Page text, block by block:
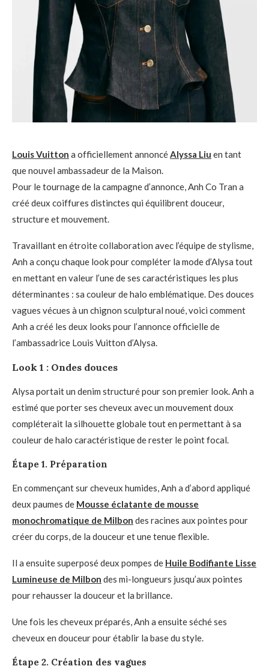
Louis Vuitton a officiellement annoncéAlyssa Liu en tant
que nouvel ambassadeur de la Maison.
Pour le tournage de la campagne d’annonce, Anh Co Tran a
créé deux coiffures distinctes qui équilibrent douceur,
structure et mouvement.
Travaillant en étroite collaboration avec l’équipe de stylisme,
Anh a conçu chaque look pour compléter la mode d’Alysa tout
en mettant en valeur l’une de ses caractéristiques les plus
déterminantes : sa couleur de halo emblématique. Des douces
vagues vécues à un chignon sculptural noué, voici comment
Anh a créé les deux looks pour l’annonce officielle de
l’ambassadrice Louis Vuitton d’Alysa.
Look 1 : Ondes douces
Alysa portait un denim structuré pour son premier look. Anh a
estimé que porter ses cheveux avec un mouvement doux
compléterait la silhouette globale tout en permettant à sa
couleur de halo caractéristique de rester le point focal.
Étape 1. Préparation
En commençant sur cheveux humides, Anh a d’abord appliqué
deux paumes de Mousse éclatante de mousse
monochromatique de Milbon des racines aux pointes pour
créer du corps, de la douceur et une tenue flexible.
Il a ensuite superposé deux pompes de Huile Bodifiante Lisse
Lumineuse de Milbon des mi-longueurs jusqu’aux pointes
pour rehausser la douceur et la brillance.
Une fois les cheveux préparés, Anh a ensuite séché ses
cheveux en douceur pour établir la base du style.
Étape 2. Création des vagues